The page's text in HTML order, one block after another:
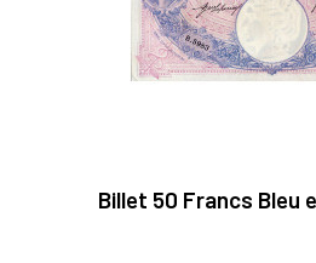
Billet 50 Francs Bleu